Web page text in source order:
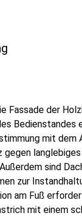
Fassade der
Bedienstandes
mit dem
gegen
sind
zur
am Fuß
mit einem